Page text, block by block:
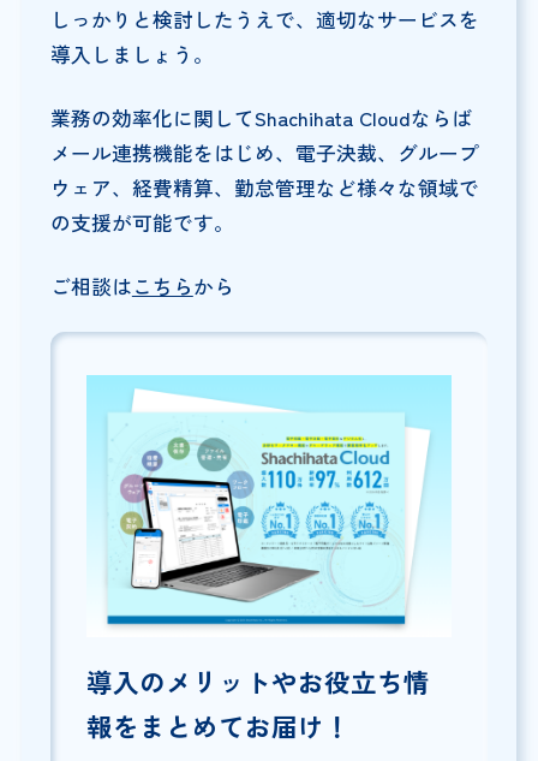
しっかりと検討したうえで、適切なサービスを
導入しましょう。
業務の効率化に関してShachihata Cloudならば
メール連携機能をはじめ、電子決裁、グループ
ウェア、経費精算、勤怠管理など様々な領域で
の支援が可能です。
ご相談はこちらから
導入のメリットやお役立ち情
報をまとめてお届け！